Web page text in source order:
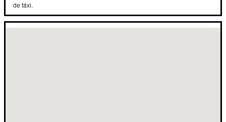
de táxi.